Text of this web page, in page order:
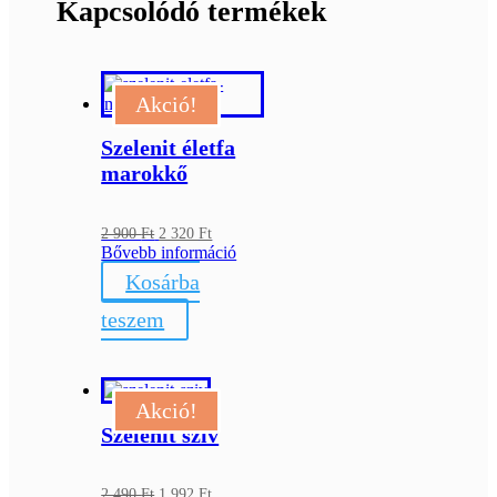
Kapcsolódó termékek
Akció!
Szelenit életfa
marokkő
2 900Ft Original
price
was:
2
900 Ft.
2 320FtCurrent
price
is:
Bővebb információ
Kosárba
teszem
Akció!
Szelenit szív
OriginalCurrent